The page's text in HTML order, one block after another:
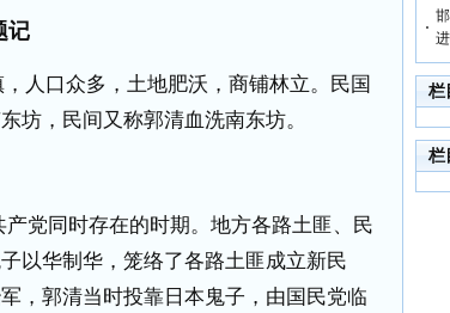
记
人口众多，土地肥沃，商铺林立。民国
坊，民间又称郭清血洗南东坊。
党同时存在的时期。地方各路土匪、民
以华制华，笼络了各路土匪成立新民
，郭清当时投靠日本鬼子，由国民党临
栏
栏